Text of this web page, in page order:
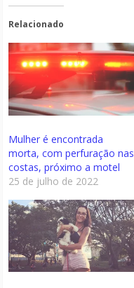
Relacionado
Mulher é encontrada
morta, com perfuração nas
costas, próximo a motel
25 de julho de 2022